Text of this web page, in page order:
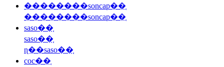
��������soncap��֤
��������soncap��֤
saso��֤
saso��֤
ɳ��saso��֤
coc��֤